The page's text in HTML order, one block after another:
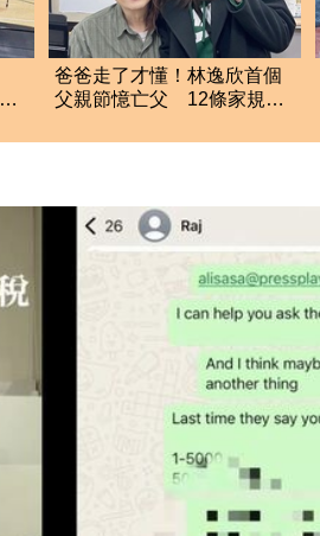
爸爸走了才懂！林逸欣首個
父親節憶亡父 12條家規逼